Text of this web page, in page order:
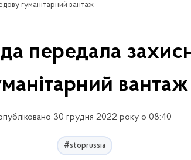
гуманітарний вантаж
передала
вантаж
30 грудня 2022 року о 08:40
#stoprussia